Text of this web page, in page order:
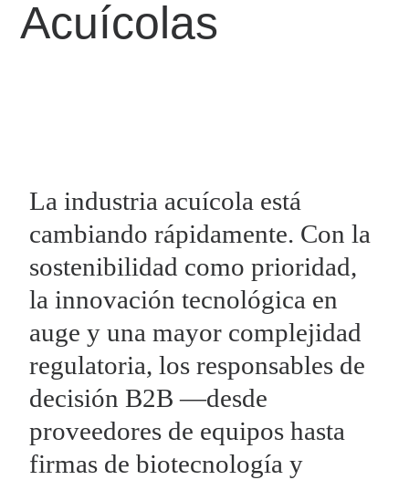
Acuícolas
La industria acuícola está
cambiando rápidamente. Con la
sostenibilidad como prioridad,
la innovación tecnológica en
auge y una mayor complejidad
regulatoria, los responsables de
decisión B2B —desde
proveedores de equipos hasta
firmas de biotecnología y